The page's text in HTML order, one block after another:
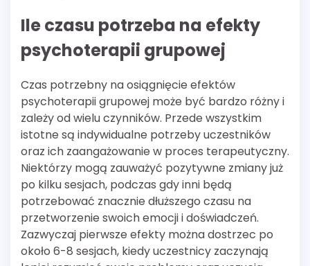
Ile czasu potrzeba na efekty
psychoterapii grupowej
Czas potrzebny na osiągnięcie efektów
psychoterapii grupowej może być bardzo różny i
zależy od wielu czynników. Przede wszystkim
istotne są indywidualne potrzeby uczestników
oraz ich zaangażowanie w proces terapeutyczny.
Niektórzy mogą zauważyć pozytywne zmiany już
po kilku sesjach, podczas gdy inni będą
potrzebować znacznie dłuższego czasu na
przetworzenie swoich emocji i doświadczeń.
Zazwyczaj pierwsze efekty można dostrzec po
około 6-8 sesjach, kiedy uczestnicy zaczynają